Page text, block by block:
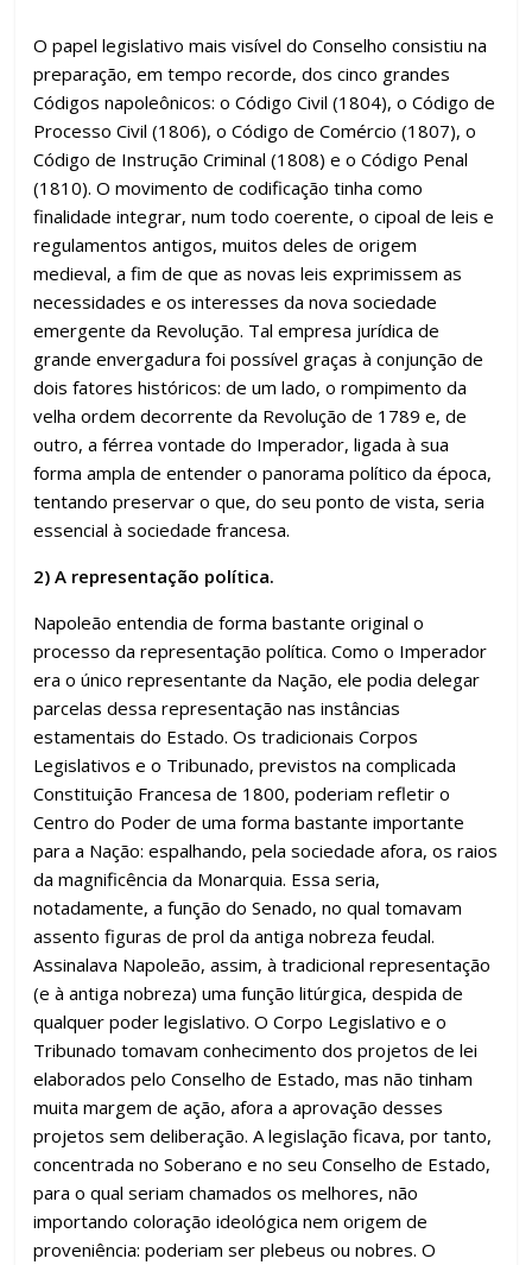
O papel legislativo mais visível do Conselho consistiu na
preparação, em tempo recorde, dos cinco grandes
Códigos napoleônicos: o Código Civil (1804), o Código de
Processo Civil (1806), o Código de Comércio (1807), o
Código de Instrução Criminal (1808) e o Código Penal
(1810). O movimento de codificação tinha como
finalidade integrar, num todo coerente, o cipoal de leis e
regulamentos antigos, muitos deles de origem
medieval, a fim de que as novas leis exprimissem as
necessidades e os interesses da nova sociedade
emergente da Revolução. Tal empresa jurídica de
grande envergadura foi possível graças à conjunção de
dois fatores históricos: de um lado, o rompimento da
velha ordem decorrente da Revolução de 1789 e, de
outro, a férrea vontade do Imperador, ligada à sua
forma ampla de entender o panorama político da época,
tentando preservar o que, do seu ponto de vista, seria
essencial à sociedade francesa.
2) A representação política.
Napoleão entendia de forma bastante original o
processo da representação política. Como o Imperador
era o único representante da Nação, ele podia delegar
parcelas dessa representação nas instâncias
estamentais do Estado. Os tradicionais Corpos
Legislativos e o Tribunado, previstos na complicada
Constituição Francesa de 1800, poderiam refletir o
Centro do Poder de uma forma bastante importante
para a Nação: espalhando, pela sociedade afora, os raios
da magnificência da Monarquia. Essa seria,
notadamente, a função do Senado, no qual tomavam
assento figuras de prol da antiga nobreza feudal.
Assinalava Napoleão, assim, à tradicional representação
(e à antiga nobreza) uma função litúrgica, despida de
qualquer poder legislativo. O Corpo Legislativo e o
Tribunado tomavam conhecimento dos projetos de lei
elaborados pelo Conselho de Estado, mas não tinham
muita margem de ação, afora a aprovação desses
projetos sem deliberação. A legislação ficava, por tanto,
concentrada no Soberano e no seu Conselho de Estado,
para o qual seriam chamados os melhores, não
importando coloração ideológica nem origem de
proveniência: poderiam ser plebeus ou nobres. O